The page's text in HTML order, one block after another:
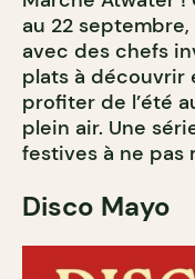
au 22 septembre,
avec des chefs
plats à découvrir
profiter de l’été
plein air. Une
festives à ne pas
Disco Mayo